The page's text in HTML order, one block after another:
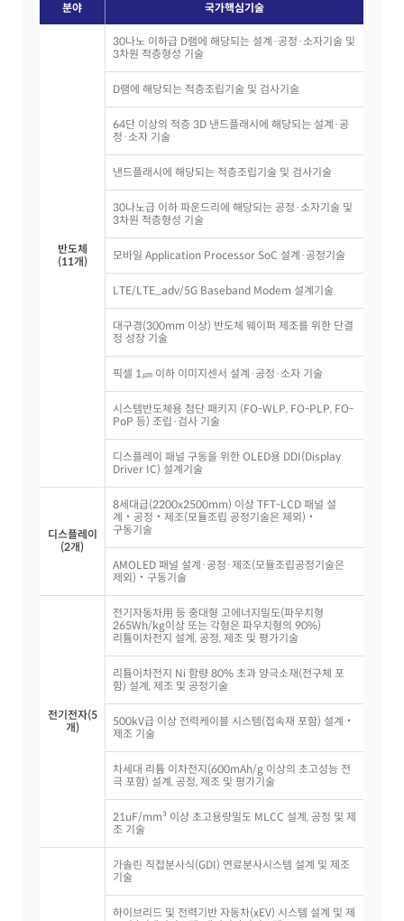
분야 국가핵심기술
반도체
(11개)
30나노 이하급 D램에 해당되는 설계·공정·소자기술 및
3차원 적층형성 기술
D램에 해당되는 적층조립기술 및 검사기술
64단 이상의 적층 3D 낸드플래시에 해당되는 설계·공
정·소자 기술
낸드플래시에 해당되는 적층조립기술 및 검사기술
30나노급 이하 파운드리에 해당되는 공정·소자기술 및
3차원 적층형성 기술
모바일 Application Processor SoC 설계·공정기술
LTE/LTE_adv/5G Baseband Modem 설계기술
대구경(300mm 이상) 반도체 웨이퍼 제조를 위한 단결
정 성장 기술
픽셀 1㎛ 이하 이미지센서 설계·공정·소자 기술
시스템반도체용 첨단 패키지 (FO-WLP, FO-PLP, FO-
PoP 등) 조립·검사 기술
디스플레이 패널 구동을 위한 OLED용 DDI(Display
Driver IC) 설계기술
디스플레이
(2개)
8세대급(2200x2500mm) 이상 TFT-LCD 패널 설
계‧공정‧제조(모듈조립 공정기술은 제외)‧
구동기술
AMOLED 패널 설계·공정·제조(모듈조립공정기술은
제외)‧구동기술
전기전자(5
개)
전기자동차用 등 중대형 고에너지밀도(파우치형
265Wh/kg이상 또는 각형은 파우치형의 90%)
리튬이차전지 설계, 공정, 제조 및 평가기술
리튬이차전지 Ni 함량 80% 초과 양극소재(전구체 포
함) 설계, 제조 및 공정기술
500kV급 이상 전력케이블 시스템(접속재 포함) 설계‧
제조 기술
차세대 리튬 이차전지(600mAh/g 이상의 초고성능 전
극 포함) 설계, 공정, 제조 및 평가기술
21uF/mm³ 이상 초고용량밀도 MLCC 설계, 공정 및 제
조 기술
가솔린 직접분사식(GDI) 연료분사시스템 설계 및 제조
기술
하이브리드 및 전력기반 자동차(xEV) 시스템 설계 및 제